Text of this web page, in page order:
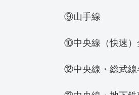
⑨山手線
⑩中央線（快速）
⑫中央線・総武線